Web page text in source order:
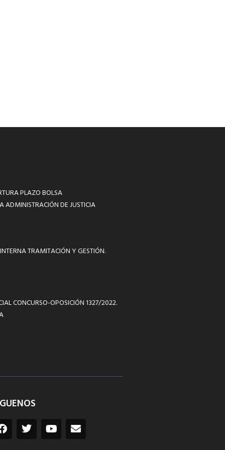
PLAZO BOLSA
ADMINISTRACIÓN DE JUSTICIA
TRAMITACIÓN Y GESTIÓN.
CONCURSO-OPOSICIÓN 1327/2022.